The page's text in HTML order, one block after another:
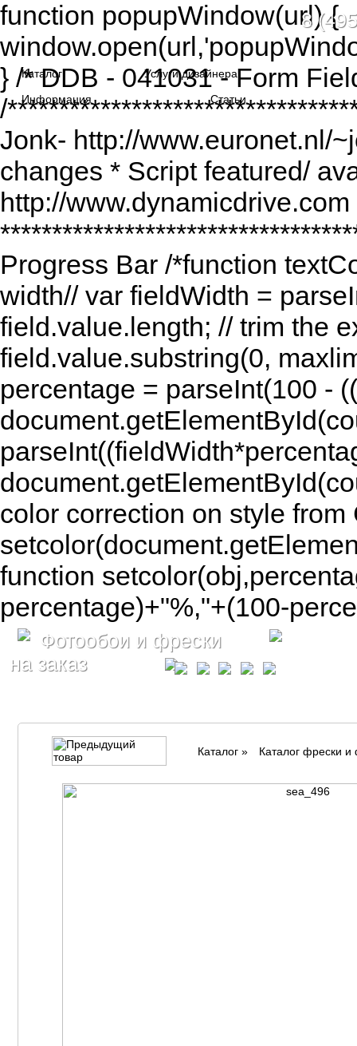
function popupWindow(url) {
} /* DDB - 041031 - Form
/
Jonk- http://www.euronet.nl/
changes * Script featured/
http://
Progress Bar /*function
width// var fieldWidth =
field.value.length; // trim the
field.value.substring(0,
percentage = parseInt(100 -
color correction on style
function
percentage)+"%,"+(100-
Фотообои и фрески
на заказ
8
Каталог
Услуги дизайнера
Информация
Статьи
Каталог» Каталог фрески и